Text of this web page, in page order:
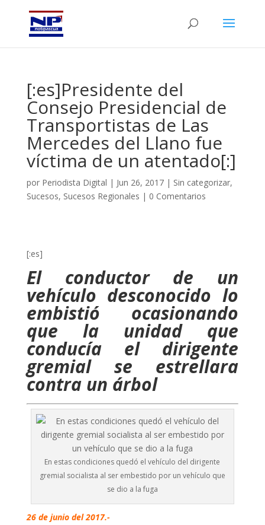
[:es]Presidente del
Consejo Presidencial de
Transportistas de Las
Mercedes del Llano fue
víctima de un atentado[:]
por Periodista Digital | Jun 26, 2017| Sin categorizar,
Sucesos, Sucesos Regionales | 0 Comentarios
[:es]
El conductor de un
vehículo desconocido lo
embistió ocasionando
que la unidad que
conducía el dirigente
gremial se estrellara
contra un árbol
En estas condiciones quedó el vehículo del dirigente
gremial socialista al ser embestido por un vehículo que
se dio a la fuga
26 de junio del 2017.-